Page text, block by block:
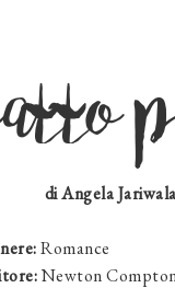
di Angela Jariwala
Romance
Newton